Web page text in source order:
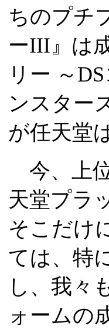
ちのプチ
ーIII』は
リー ～
ンスター
が任天堂
今、上
天堂プラ
そこだけ
ては、特
し、我々
ォームの